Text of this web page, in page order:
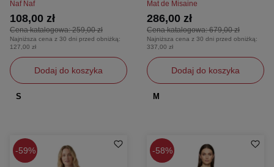
Naf Naf
Cena katalogowa:259,00 zł
108,00 zł
Najniższa cena z 30 dni przed obniżką:
127,00 zł
Dodaj do koszyka
S
Mat de Misaine
Cena katalogowa:679,00 zł
286,00 zł
Najniższa cena z 30 dni przed obniżką:
337,00 zł
Dodaj do koszyka
M
59% 58%